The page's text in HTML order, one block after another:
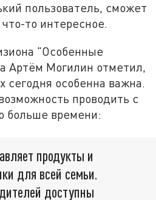
пользователь, сможет
то интересное.
"Особенные
Артём Могилин отметил,
сегодня особенна важна.
проводить с
больше времени:
продукты и
для всей семьи.
доступны